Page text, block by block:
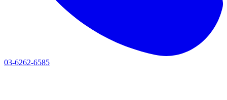
03-6262-6585